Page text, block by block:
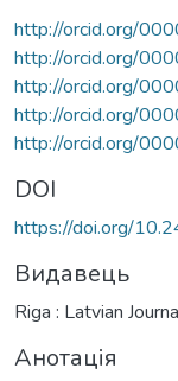
http://orcid.org/
http://orcid.org/
http://orcid.org/
http://orcid.org/
http://orcid.org/
DOI
https://doi.org/
Видавець
Riga : Latvian
Анотація